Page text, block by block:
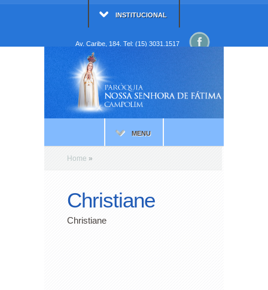
INSTITUCIONAL
Av. Caribe, 184. Tel: (15) 3031.1517
MENU
Home »
Christiane
Christiane